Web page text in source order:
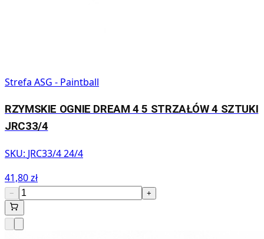
Strefa ASG - Paintball
RZYMSKIE OGNIE DREAM 4 5 STRZAŁÓW 4 SZTUKI
JRC33/4
SKU: JRC33/4 24/4
41,80 zł
− +